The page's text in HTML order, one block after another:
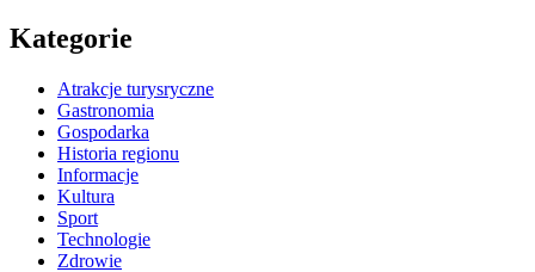
Kategorie
Atrakcje turysryczne
Gastronomia
Gospodarka
Historia regionu
Informacje
Kultura
Sport
Technologie
Zdrowie